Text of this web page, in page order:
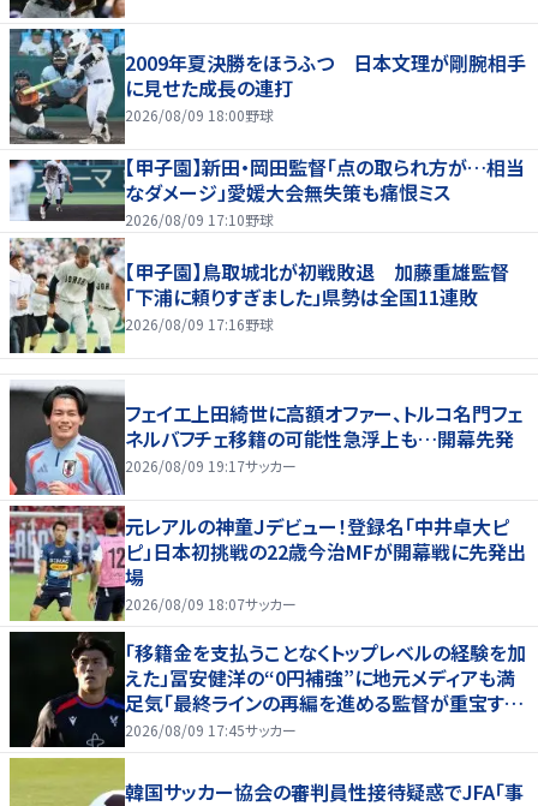
2009年夏決勝をほうふつ 日本文理が剛腕相手
に見せた成長の連打
2026/08/09 18:00野球
【甲子園】新田・岡田監督「点の取られ方が…相当
なダメージ」愛媛大会無失策も痛恨ミス
2026/08/09 17:10野球
【甲子園】鳥取城北が初戦敗退 加藤重雄監督
「下浦に頼りすぎました」県勢は全国11連敗
2026/08/09 17:16野球
フェイエ上田綺世に高額オファー、トルコ名門フェ
ネルバフチェ移籍の可能性急浮上も…開幕先発
2026/08/09 19:17サッカー
元レアルの神童Ｊデビュー！登録名「中井卓大ピ
ピ」日本初挑戦の22歳今治MFが開幕戦に先発出
場
2026/08/09 18:07サッカー
「移籍金を支払うことなくトップレベルの経験を加
えた」冨安健洋の“0円補強”に地元メディアも満
足気「最終ラインの再編を進める監督が重宝する
柔軟性を備えている」
2026/08/09 17:45サッカー
韓国サッカー協会の審判員性接待疑惑でJFA「事